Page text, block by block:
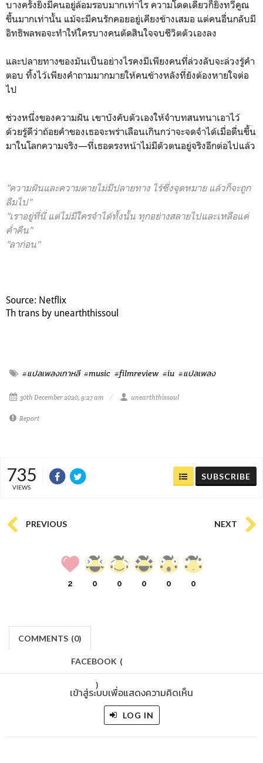
บางครั้งยิ่งมีคนอยู่ล้อมรอบมากเท่าไร ความโดดเดี่ยวก็ยิ่งทวีคูณ
ขึ้นมากเท่านั้น แม้จะมีคนรักคอยอยู่เคียงข้างเสมอ แต่คนอื่นกลับมี
อิทธิพลพอจะทำให้ใครบางคนตัดสินใจจบชีวิตตัวเองลง
และปลายทางของมันเป็นอย่างไรคงมีเพียงคนที่ล่วงลับจะล่วงรู้คำ
ตอบ ทิ้งไว้เพียงคำถามมากมายให้คนข้างหลังที่ยังต้องหายใจต่อ
ไป
ช่วงหนึ่งของความฝัน เขาบังคับตัวเองให้จำบทสนทนาเอาไว้
ด้วยรู้ดีว่าถ้อยคำของเธอจะพร่าเลือนเกินกว่าจะจดจำได้เมื่อตื่นขึ้น
มาในโลกความจริง—ที่เธอตรงหน้าไม่มีตัวตนอยู่จริงอีกต่อไปแล้ว
"ความฝันและความตายไม่มีปลายทาง ไร้ซึ่งจุดหมาย แล้วก็จะถูก
ลืมไป"
"เราอยู่ที่นี่ แต่ไม่มีใครจำได้ทั้งนั้น ทุกอย่างสลายไปและเหลือแค่
ค่ำคืน"
"ลาก่อน"
Source: Netflix
Th trans by unearththissoul
#แปลเพลงเกาหลี #music #filmreview #iu #แปลเพลง
30th December 2020, 9:27 am unearththissoul
Report
735
VIEWS
SUBSCRIBE
PREVIOUS NEXT
2 0 0 0 0 0
COMMENTS (0)
FACEBOOK (
)
เข้าสู่ระบบเพื่อแสดงความคิดเห็น
LOG IN